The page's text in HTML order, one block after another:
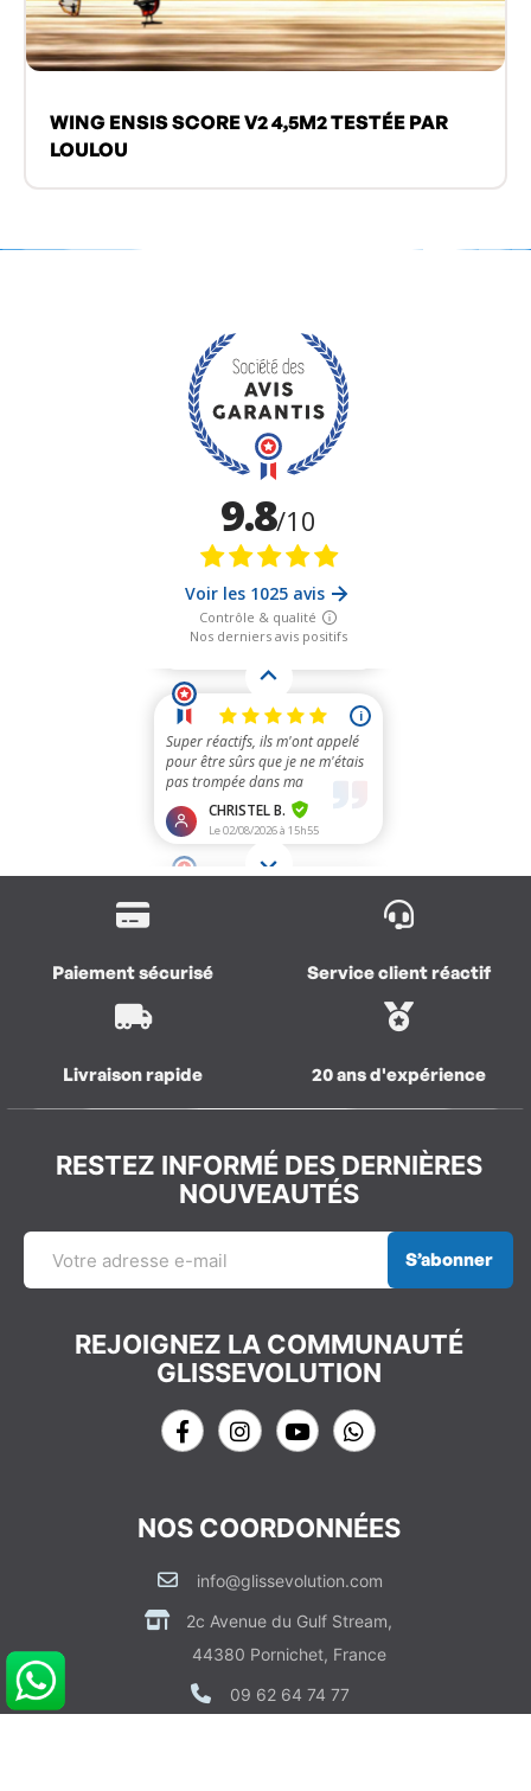
WING ENSIS SCORE V2 4,5M2 TESTÉE PAR
LOULOU
Paiement sécurisé Service client réactif
Livraison rapide 20 ans d'expérience
RESTEZ INFORMÉ DES DERNIÈRES
NOUVEAUTÉS
S’abonner
REJOIGNEZ LA COMMUNAUTÉ
GLISSEVOLUTION
NOS COORDONNÉES
info@glissevolution.com
2c Avenue du Gulf Stream,
44380 Pornichet, France
09 62 64 74 77